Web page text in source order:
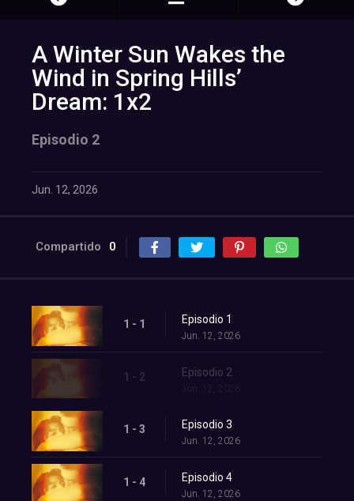
A Winter Sun Wakes the
Wind in Spring Hills’
Dream: 1x2
Episodio 2
Jun. 12, 2026
Compartido 0
1 - 1 Episodio 1
Jun. 12, 2026
1 - 2 Episodio 2
Jun. 12, 2026
1 - 3 Episodio 3
Jun. 12, 2026
1 - 4 Episodio 4
Jun. 12, 2026